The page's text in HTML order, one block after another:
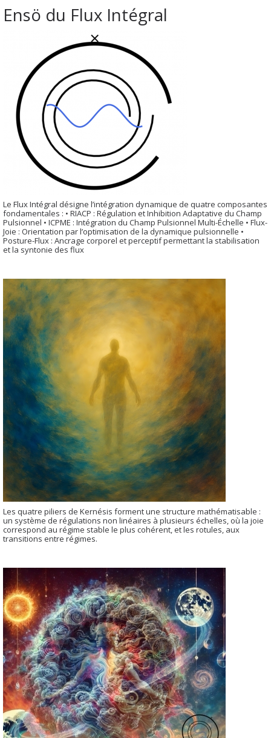
Ensö du Flux Intégral
Le Flux Intégral désigne l’intégration dynamique de quatre composantes
fondamentales : • RIACP : Régulation et Inhibition Adaptative du Champ
Pulsionnel • ICPME : Intégration du Champ Pulsionnel Multi-Échelle • Flux-
Joie : Orientation par l’optimisation de la dynamique pulsionnelle •
Posture-Flux : Ancrage corporel et perceptif permettant la stabilisation
et la syntonie des flux
Les quatre piliers de Kernésis forment une structure mathématisable :
un système de régulations non linéaires à plusieurs échelles, où la joie
correspond au régime stable le plus cohérent, et les rotules, aux
transitions entre régimes.